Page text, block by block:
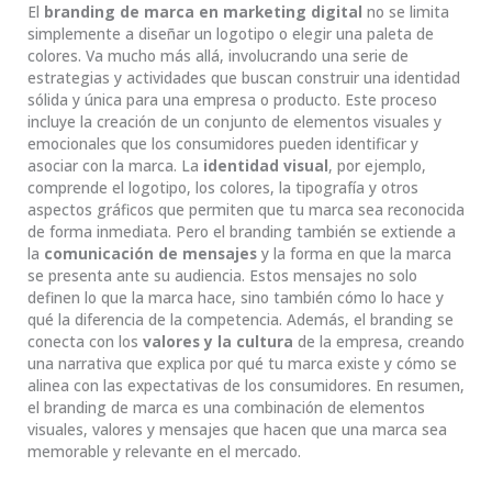
El branding de marca en marketing digital no se limita
simplemente a diseñar un logotipo o elegir una paleta de
colores. Va mucho más allá, involucrando una serie de
estrategias y actividades que buscan construir una identidad
sólida y única para una empresa o producto. Este proceso
incluye la creación de un conjunto de elementos visuales y
emocionales que los consumidores pueden identificar y
asociar con la marca. La identidad visual, por ejemplo,
comprende el logotipo, los colores, la tipografía y otros
aspectos gráficos que permiten que tu marca sea reconocida
de forma inmediata. Pero el branding también se extiende a
la comunicación de mensajes y la forma en que la marca
se presenta ante su audiencia. Estos mensajes no solo
definen lo que la marca hace, sino también cómo lo hace y
qué la diferencia de la competencia. Además, el branding se
conecta con los valores y la cultura de la empresa, creando
una narrativa que explica por qué tu marca existe y cómo se
alinea con las expectativas de los consumidores. En resumen,
el branding de marca es una combinación de elementos
visuales, valores y mensajes que hacen que una marca sea
memorable y relevante en el mercado.